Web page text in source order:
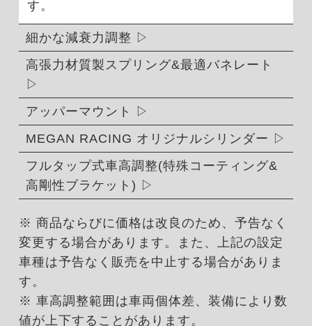
す。
細かな減衰力調整
高張力材質製スプリング&最適バネレート
アッパーマウント
MEGAN RACING オリジナルシリンダー
フルタップ式車高調整(特殊コーティング&
高剛性ブラケット)
※ 商品ならびに価格は改良のため、予告なく
変更する場合があります。また、上記の設定
車種は予告なく販売を中止する場合がありま
す。
※ 車高調整範囲は車両個体差、装備により数
値が上下することがあります。